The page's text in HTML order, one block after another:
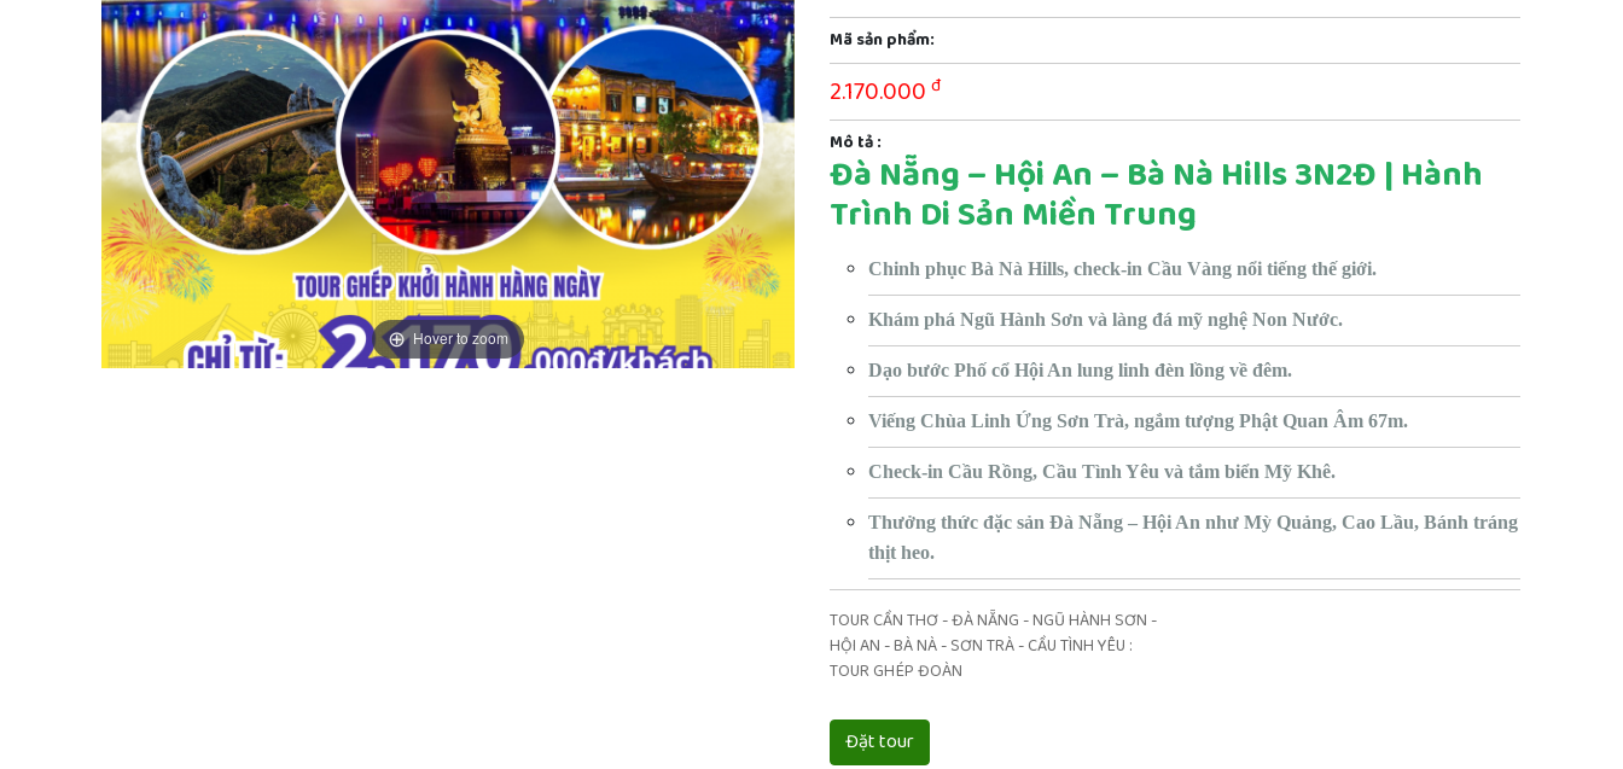
Hover to zoom
Mã sản phẩm:
2.170.000 đ
Mô tả :
Đà Nẵng – Hội An – Bà Nà Hills 3N2Đ | Hành
Trình Di Sản Miền Trung
Chinh phục Bà Nà Hills, check-in Cầu Vàng nổi tiếng thế giới.
Khám phá Ngũ Hành Sơn và làng đá mỹ nghệ Non Nước.
Dạo bước Phố cổ Hội An lung linh đèn lồng về đêm.
Viếng Chùa Linh Ứng Sơn Trà, ngắm tượng Phật Quan Âm 67m.
Check-in Cầu Rồng, Cầu Tình Yêu và tắm biển Mỹ Khê.
Thưởng thức đặc sản Đà Nẵng – Hội An như Mỳ Quảng, Cao Lầu, Bánh tráng
thịt heo.
TOUR CẦN THƠ - ĐÀ NẴNG - NGŨ HÀNH SƠN -
HỘI AN - BÀ NÀ - SƠN TRÀ - CẦU TÌNH YÊU :
TOUR GHÉP ĐOÀN
Đặt tour